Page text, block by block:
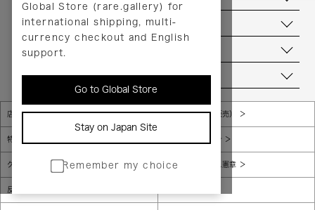
Global Store (rare.gallery) for
international shipping, multi-
currency checkout and English
support.
Go to Global Store
Stay on Japan Site
Remember my choice
ヘルプ
お問い合わせ
当店について
店舗一覧 販売規約（店頭販売）
特定商取引法に基づく表示 個人情報保護方針
グローバルプライバシーポリシー コンプライアンス憲章
反社会的勢力に対する基本方針